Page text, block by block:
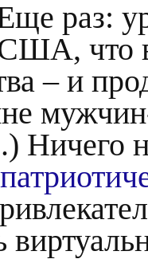
раз:
что
– и
Ничего